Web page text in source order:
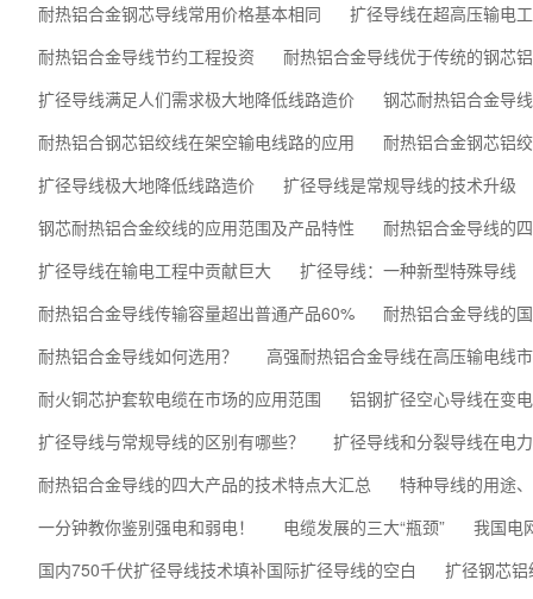
耐热铝合金钢芯导线常用价格基本相同
扩径导线在超高压输电
耐热铝合金导线节约工程投资
耐热铝合金导线优于传统的钢芯
扩径导线满足人们需求极大地降低线路造价
钢芯耐热铝合金导
耐热铝合钢芯铝绞线在架空输电线路的应用
耐热铝合金钢芯铝
扩径导线极大地降低线路造价
扩径导线是常规导线的技术升级
钢芯耐热铝合金绞线的应用范围及产品特性
耐热铝合金导线的
扩径导线在输电工程中贡献巨大
扩径导线：一种新型特殊导线
耐热铝合金导线传输容量超出普通产品60%
耐热铝合金导线的
耐热铝合金导线如何选用？
高强耐热铝合金导线在高压输电线
耐火铜芯护套软电缆在市场的应用范围
铝钢扩径空心导线在变
扩径导线与常规导线的区别有哪些？
扩径导线和分裂导线在电
耐热铝合金导线的四大产品的技术特点大汇总
特种导线的用途
一分钟教你鉴别强电和弱电！
电缆发展的三大“瓶颈”
我国电
国内750千伏扩径导线技术填补国际扩径导线的空白
扩径钢芯